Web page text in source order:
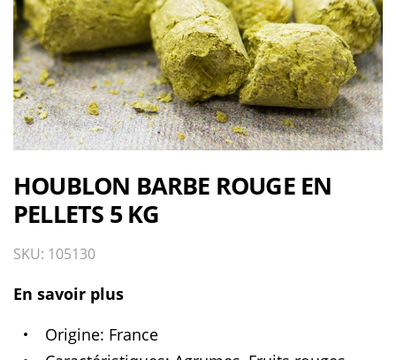
HOUBLON BARBE ROUGE EN
PELLETS 5 KG
SKU: 105130
En savoir plus
Origine France